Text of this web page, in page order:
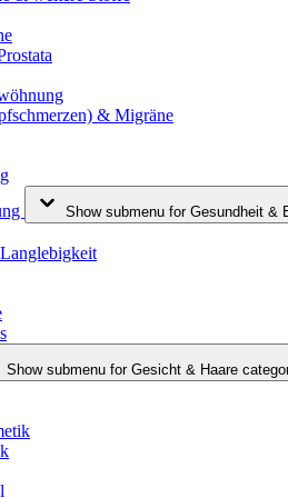
& Migräne
Show submenu for Gesundheit &
Show submenu for Gesicht & Haare